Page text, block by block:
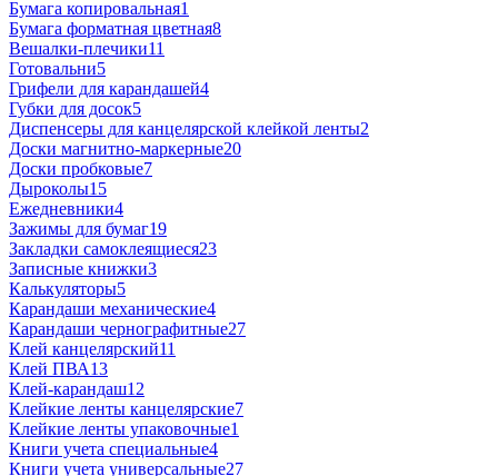
Бумага копировальная1
Бумага форматная цветная8
Вешалки-плечики11
Готовальни5
Грифели для карандашей4
Губки для досок5
Диспенсеры для канцелярской клейкой ленты2
Доски магнитно-маркерные20
Доски пробковые7
Дыроколы15
Ежедневники4
Зажимы для бумаг19
Закладки самоклеящиеся23
Записные книжки3
Калькуляторы5
Карандаши механические4
Карандаши чернографитные27
Клей канцелярский11
Клей ПВА13
Клей-карандаш12
Клейкие ленты канцелярские7
Клейкие ленты упаковочные1
Книги учета специальные4
Книги учета универсальные27